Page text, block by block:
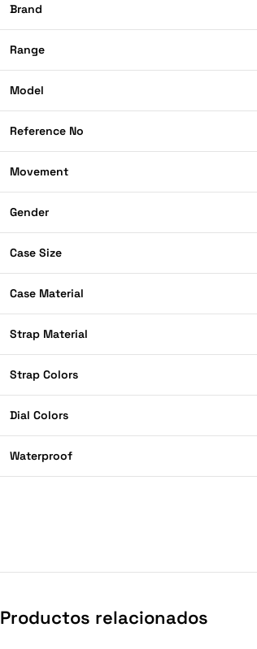
Brand
Range
Model
Reference No
Movement
Gender
Case Size
Case Material
Strap Material
Strap Colors
Dial Colors
Waterproof
Productos relacionados